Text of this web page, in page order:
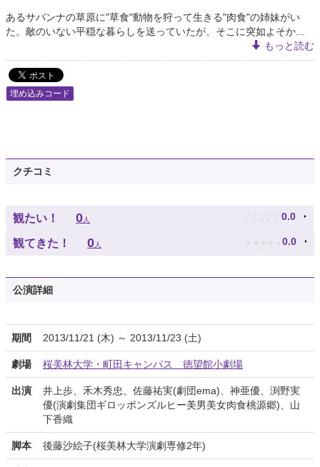
あるサバンナの草原に"草食"動物を狩って生きる"肉食"の姉妹がい
た。敵のいない平穏な暮らしを送っていたが、そこに突如よそか...
もっと読む
埋め込みコード
クチコミ
観たい！ 0人 ♪ ♪ ♪ ♪ ♪ 0.0
観てきた！ 0人 ★ ★ ★ ★ ★ 0.0
公演詳細
期間 2013/11/21 (木) ～ 2013/11/23 (土)
劇場 桜美林大学・町田キャンパス 徳望館小劇場
出演
井上歩、禾木秀忠、佐藤祐実(劇団ema)、神亜優、渕野実
優(演劇集団ギロッポンズルヒー美男美女肉食桃源郷)、山
下香織
脚本 後藤沙絵子(桜美林大学演劇専修2年)